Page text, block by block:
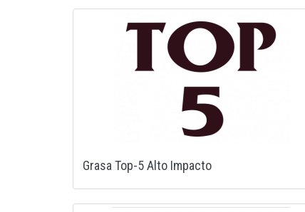
Grasa Top-5 Alto Impacto